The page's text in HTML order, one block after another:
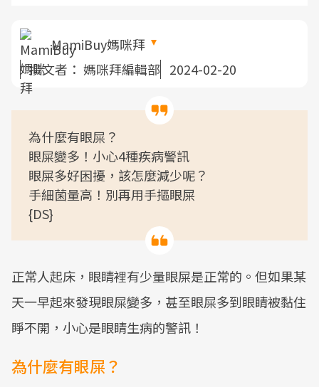
MamiBuy媽咪拜
撰文者： 媽咪拜編輯部 2024-02-20
為什麼有眼屎？
眼屎變多！小心4種疾病警訊
眼屎多好困擾，該怎麼減少呢？
手細菌量高！別再用手摳眼屎
{DS}
正常人起床，眼睛裡有少量眼屎是正常的。但如果某
天一早起來發現眼屎變多，甚至眼屎多到眼睛被黏住
睜不開，小心是眼睛生病的警訊！
為什麼有眼屎？